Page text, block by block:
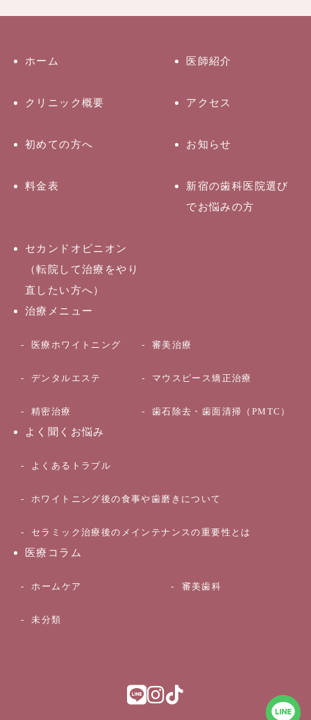
ホーム 医師紹介
クリニック概要 アクセス
初めての方へ お知らせ
料金表
新宿の歯科医院選び
でお悩みの方
セカンドオピニオン
（転院して治療をやり
直したい方へ）
治療メニュー
医療ホワイトニング 審美治療
デンタルエステ マウスピース矯正治療
精密治療 歯石除去・歯面清掃（PMTC）
よく聞くお悩み
よくあるトラブル
ホワイトニング後の食事や歯磨きについて
セラミック治療後のメインテナンスの重要性とは
医療コラム
ホームケア 審美歯科
未分類